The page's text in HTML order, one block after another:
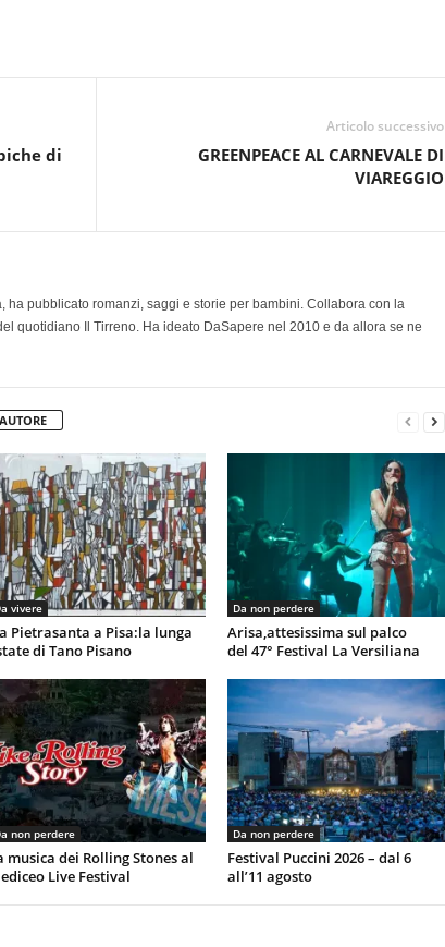
di
Articolo successivo
GREENPEACE AL CARNEVALE DI
VIAREGGIO
ha pubblicato romanzi, saggi e storie per bambini. Collabora con la
quotidiano Il Tirreno. Ha ideato DaSapere nel 2010 e da allora se ne
vivere
Pietrasanta a Pisa:la lunga
di Tano Pisano
Da non perdere
Arisa,attesissima sul palco
del 47° Festival La Versiliana
non perdere
musica dei Rolling Stones al
Live Festival
Da non perdere
Festival Puccini 2026 – dal 6
all’11 agosto